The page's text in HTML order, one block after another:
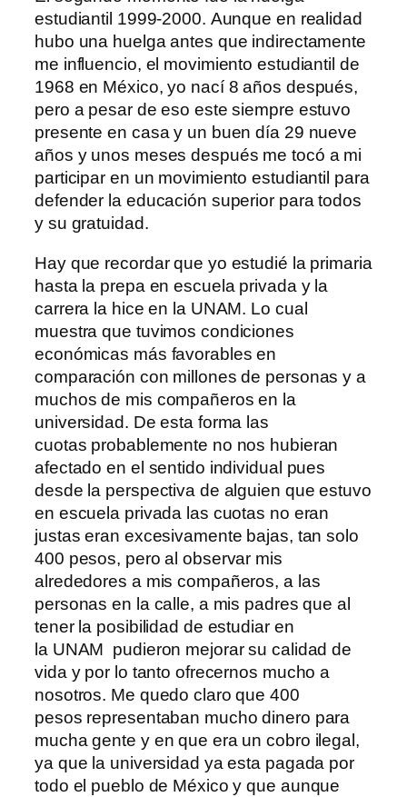
estudiantil 1999-2000. Aunque en realidad
hubo una huelga antes que indirectamente
me influencio, el movimiento estudiantil de
1968 en México, yo nací 8 años después,
pero a pesar de eso este siempre estuvo
presente en casa y un buen día 29 nueve
años y unos meses después me tocó a mi
participar en un movimiento estudiantil para
defender la educación superior para todos
y su gratuidad.
Hay que recordar que yo estudié la primaria
hasta la prepa en escuela privada y la
carrera la hice en la UNAM. Lo cual
muestra que tuvimos condiciones
económicas más favorables en
comparación con millones de personas y a
muchos de mis compañeros en la
universidad. De esta forma las
cuotas probablemente no nos hubieran
afectado en el sentido individual pues
desde la perspectiva de alguien que estuvo
en escuela privada las cuotas no eran
justas eran excesivamente bajas, tan solo
400 pesos, pero al observar mis
alrededores a mis compañeros, a las
personas en la calle, a mis padres que al
tener la posibilidad de estudiar en
la UNAM pudieron mejorar su calidad de
vida y por lo tanto ofrecernos mucho a
nosotros. Me quedo claro que 400
pesos representaban mucho dinero para
mucha gente y en que era un cobro ilegal,
ya que la universidad ya esta pagada por
todo el pueblo de México y que aunque